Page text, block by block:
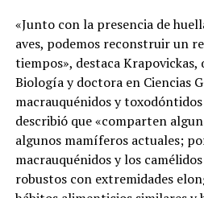
«Junto con la presencia de
aves, podemos reconstruir un
tiempos», destaca Krapovickas,
Biología y doctora en Ciencias
macrauquénidos y
describió que «comparten
algunos mamíferos actuales;
macrauquénidos y los
robustos con extremidades